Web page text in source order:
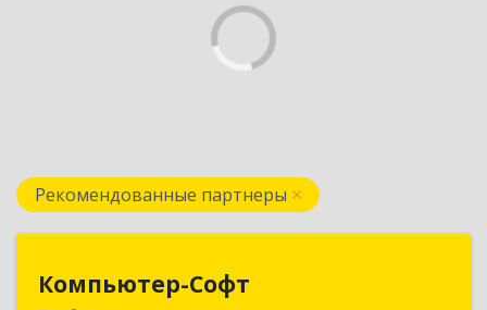
Рекомендованные партнеры
Компьютер-Софт